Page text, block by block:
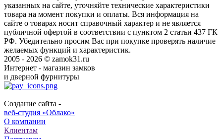
указанных на сайте, уточняйте технические характеристики
товара на момент покупки и оплаты. Вся информация на
сайте о товарах носит справочный характер и не является
публичной офертой в соответствии с пунктом 2 статьи 437 ГК
РФ. Убедительно просим Вас при покупке проверять наличие
желаемых функций и характеристик.
2005 - 2026 © zamok31.ru
Интернет - магазин замков
и дверной фурнитуры
Создание сайта -
веб-студия «Облако»
О компании
Клиентам